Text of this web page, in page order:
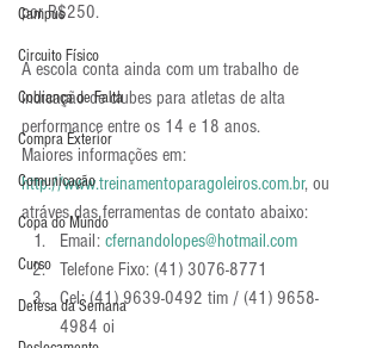
Campus
Circuito Físico
Cobrança de Falta
Compra Exterior
Comunicação
Copa do Mundo
Curso
Defesa da Semana
por R$250.
A escola conta ainda com um trabalho de
indicação de clubes para atletas de alta
performance entre os 14 e 18 anos.
Maiores informações em:
http://www.treinamentoparagoleiros.com.br, ou
atráves das ferramentas de contato abaixo:
Email: cfernandolopes@hotmail.com
Telefone Fixo: (41) 3076-8771
Cel: (41) 9639-0492 tim / (41) 9658-
4984 oi